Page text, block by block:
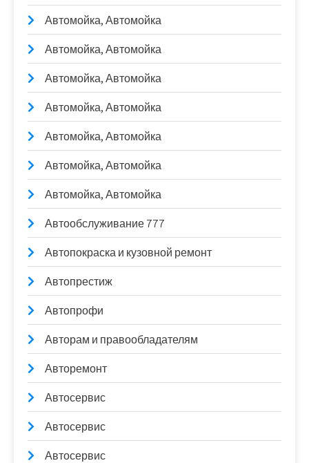
Автомойка, Автомойка
Автомойка, Автомойка
Автомойка, Автомойка
Автомойка, Автомойка
Автомойка, Автомойка
Автомойка, Автомойка
Автомойка, Автомойка
Автообслуживание 777
Автопокраска и кузовной ремонт
Автопрестиж
Автопрофи
Авторам и правообладателям
Авторемонт
Автосервис
Автосервис
Автосервис